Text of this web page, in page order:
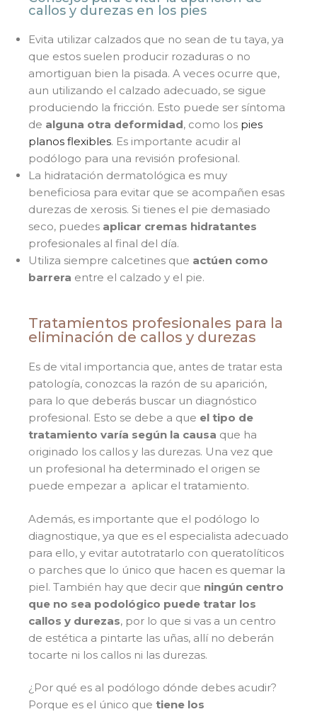
callos y durezas en los pies
Evita utilizar calzados que no sean de tu taya, ya
que estos suelen producir rozaduras o no
amortiguan bien la pisada. A veces ocurre que,
aun utilizando el calzado adecuado, se sigue
produciendo la fricción. Esto puede ser síntoma
de alguna otra deformidad, como los pies
planos flexibles. Es importante acudir al
podólogo para una revisión profesional.
La hidratación dermatológica es muy
beneficiosa para evitar que se acompañen esas
durezas de xerosis. Si tienes el pie demasiado
seco, puedes aplicar cremas hidratantes
profesionales al final del día.
Utiliza siempre calcetines que actúen como
barrera entre el calzado y el pie.
Tratamientos profesionales para la
eliminación de callos y durezas
Es de vital importancia que, antes de tratar esta
patología, conozcas la razón de su aparición,
para lo que deberás buscar un diagnóstico
profesional. Esto se debe a que el tipo de
tratamiento varía según la causa que ha
originado los callos y las durezas. Una vez que
un profesional ha determinado el origen se
puede empezar a aplicar el tratamiento.
Además, es importante que el podólogo lo
diagnostique, ya que es el especialista adecuado
para ello, y evitar autotratarlo con queratolíticos
o parches que lo único que hacen es quemar la
piel. También hay que decir que ningún centro
que no sea podológico puede tratar los
callos y durezas, por lo que si vas a un centro
de estética a pintarte las uñas, allí no deberán
tocarte ni los callos ni las durezas.
¿Por qué es al podólogo dónde debes acudir?
Porque es el único que tiene los